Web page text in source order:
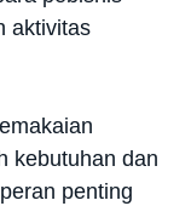
aktivitas
kebutuhan dan
penting